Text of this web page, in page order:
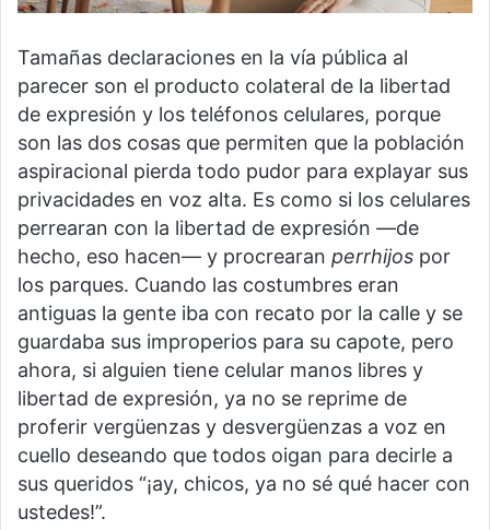
Tamañas declaraciones en la vía pública al
parecer son el producto colateral de la libertad
de expresión y los teléfonos celulares, porque
son las dos cosas que permiten que la población
aspiracional pierda todo pudor para explayar sus
privacidades en voz alta. Es como si los celulares
perrearan con la libertad de expresión —de
hecho, eso hacen— y procrearan perrhijos por
los parques. Cuando las costumbres eran
antiguas la gente iba con recato por la calle y se
guardaba sus improperios para su capote, pero
ahora, si alguien tiene celular manos libres y
libertad de expresión, ya no se reprime de
proferir vergüenzas y desvergüenzas a voz en
cuello deseando que todos oigan para decirle a
sus queridos “¡ay, chicos, ya no sé qué hacer con
ustedes!”.